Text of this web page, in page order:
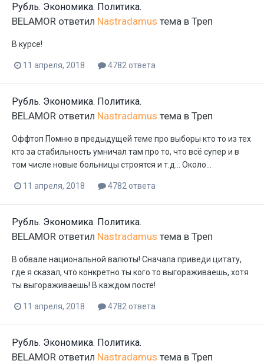
Рубль. Экономика. Политика.
BELAMOR ответил Nastradamus тема в Треп
В курсе!
11 апреля, 2018 4782 ответа
Рубль. Экономика. Политика.
BELAMOR ответил Nastradamus тема в Треп
Оффтоп Помню в предыдущей теме про выборы кто то из тех
кто за стабильность умничал там про то, что всё супер и в
том числе новые больницы строятся и т.д... Около...
11 апреля, 2018 4782 ответа
Рубль. Экономика. Политика.
BELAMOR ответил Nastradamus тема в Треп
В обвале национальной валюты! Сначала приведи цитату,
где я сказал, что конкретно ты кого то выгораживаешь, хотя
ты выгораживаешь! В каждом посте!
11 апреля, 2018 4782 ответа
Рубль. Экономика. Политика.
BELAMOR ответил Nastradamus тема в Треп